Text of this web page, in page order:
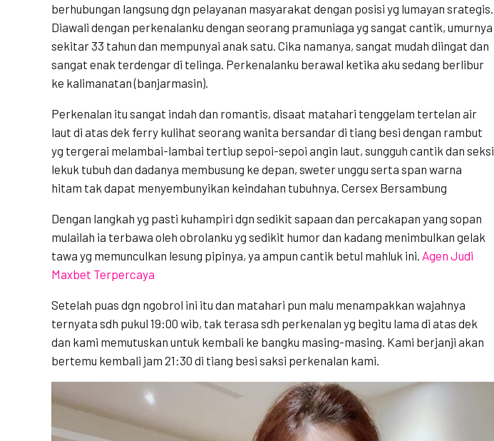
berhubungan langsung dgn pelayanan masyarakat dengan posisi yg lumayan srategis.
Diawali dengan perkenalanku dengan seorang pramuniaga yg sangat cantik, umurnya
sekitar 33 tahun dan mempunyai anak satu. Cika namanya, sangat mudah diingat dan
sangat enak terdengar di telinga. Perkenalanku berawal ketika aku sedang berlibur
ke kalimanatan (banjarmasin).
Perkenalan itu sangat indah dan romantis, disaat matahari tenggelam tertelan air
laut di atas dek ferry kulihat seorang wanita bersandar di tiang besi dengan rambut
yg tergerai melambai-lambai tertiup sepoi-sepoi angin laut, sungguh cantik dan seksi
lekuk tubuh dan dadanya membusung ke depan, sweter unggu serta span warna
hitam tak dapat menyembunyikan keindahan tubuhnya. Cersex Bersambung
Dengan langkah yg pasti kuhampiri dgn sedikit sapaan dan percakapan yang sopan
mulailah ia terbawa oleh obrolanku yg sedikit humor dan kadang menimbulkan gelak
tawa yg memunculkan lesung pipinya, ya ampun cantik betul mahluk ini. Agen Judi
Maxbet Terpercaya
Setelah puas dgn ngobrol ini itu dan matahari pun malu menampakkan wajahnya
ternyata sdh pukul 19:00 wib, tak terasa sdh perkenalan yg begitu lama di atas dek
dan kami memutuskan untuk kembali ke bangku masing-masing. Kami berjanji akan
bertemu kembali jam 21:30 di tiang besi saksi perkenalan kami.